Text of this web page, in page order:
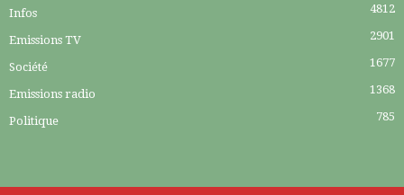
Infos 4812
Emissions TV 2901
Société 1677
Emissions radio 1368
Politique 785